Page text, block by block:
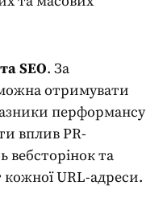
SEO. За
отримувати
перформансу
вплив PR-
вебсторінок та
кожної URL-адреси.